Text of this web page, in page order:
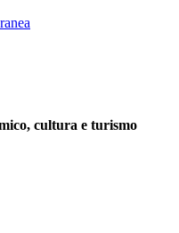
cultura e turismo